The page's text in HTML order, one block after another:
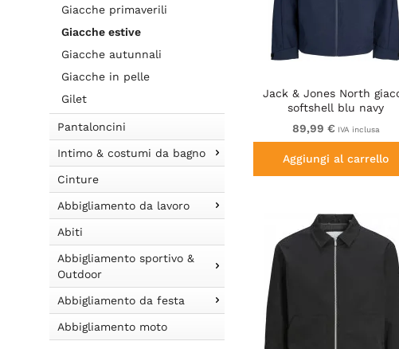
Giacche primaverili
Giacche estive
Giacche autunnali
Giacche in pelle
Gilet
Pantaloncini
Intimo & costumi da bagno
Cinture
Abbigliamento da lavoro
Abiti
Abbigliamento sportivo &
Outdoor
Abbigliamento da festa
Abbigliamento moto
Jack & Jones North
softshell blu navy
89,99 € IVA inclusa
Aggiungi al carrello